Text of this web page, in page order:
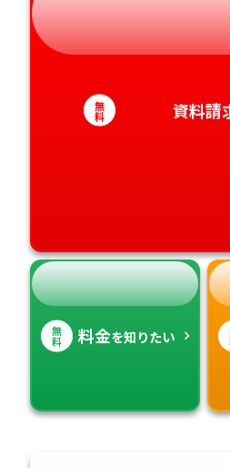
静岡県
和歌山
徳島県
大分県
無
料 資料請
無
料 料金を知りたい